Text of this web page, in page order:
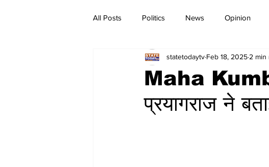
All Posts Politics News Opinion
Maha
प्रयागराज ने
statetodaytv Feb 18, 2025 2 min